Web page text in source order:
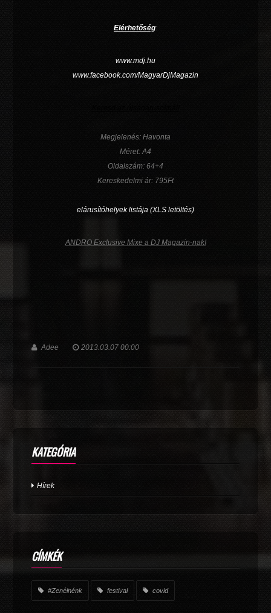
Elérhetőség:
www.mdj.hu
www.facebook.com/MagyarDjMagazin
Megjelenés: Havonta
Méret: A4
Oldalszám: 64+4
Kereskedelmi ár: 795Ft
elárusítóhelyek listája (XLS letöltés)
ANDRO Exclusive Mixe a DJ Magazin-nak!
Adee 2013.03.07 00:00
KATEGÓRIA
Hírek
CÍMKÉK
#Zenélnénk festival covid